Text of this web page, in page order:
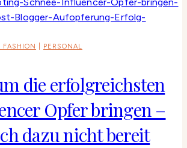
PERSONAL
die erfolgreichsten
Opfer bringen –
dazu nicht bereit